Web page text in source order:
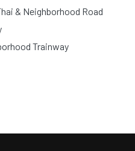
& Neighborhood Road
Trainway